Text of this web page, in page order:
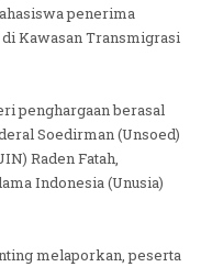
penerima
Kawasan Transmigrasi
penghargaan berasal
Soedirman (Unsoed)
Raden Fatah,
Indonesia (Unusia)
melaporkan, peserta